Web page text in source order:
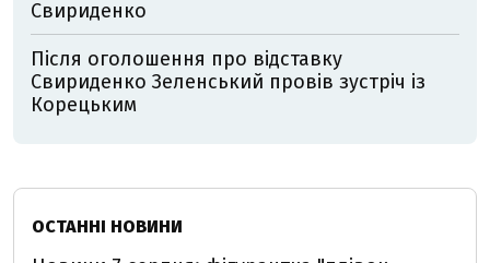
Свириденко
Після оголошення про відставку
Свириденко Зеленський провів зустріч із
Корецьким
ОСТАННІ НОВИНИ